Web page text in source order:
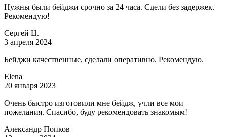
Нужны были бейджи срочно за 24 часа. Сдели без задержек.
Рекомендую!
Сергей Ц.
3 апреля 2024
Бейджи качественные, сделали оперативно. Рекомендую.
Elena
20 января 2023
Очень быстро изготовили мне бейдж, учли все мои
пожелания. Спасибо, буду рекомендовать знакомым!
Александр Попков